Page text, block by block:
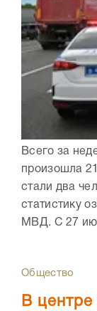
Всего за
произошла
стали два
статистику
МВД. С 27
Общество
В центре